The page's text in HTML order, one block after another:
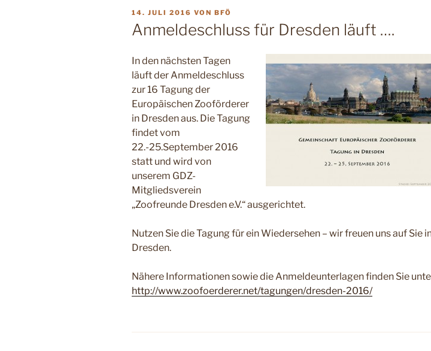
VERÖFFENTLICHT
AM
14. JULI 2016 VON BFÖ
Anmeldeschluss für Dresden läuft ….
In den nächsten Tagen
läuft der Anmeldeschluss
zur 16 Tagung der
Europäischen Zooförderer
in Dresden aus. Die Tagung
findet vom
22.-25.September 2016
statt und wird von
unserem GDZ-
Mitgliedsverein
„Zoofreunde Dresden e.V.“ ausgerichtet.
Nutzen Sie die Tagung für ein Wiedersehen – wir freuen uns auf Sie
Dresden.
Nähere Informationen sowie die Anmeldeunterlagen finden Sie
http://www.zoofoerderer.net/tagungen/dresden-2016/